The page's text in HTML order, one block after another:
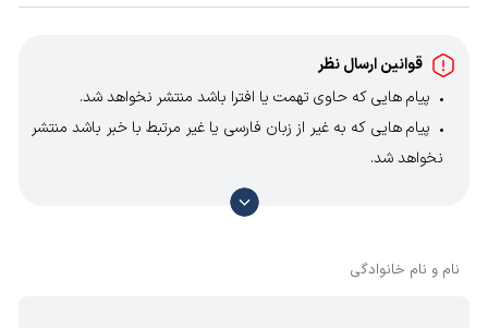
قوانین ارسال نظر
پیام هایی که حاوی تهمت یا افترا باشد منتشر نخواهد شد.
پیام هایی که به غیر از زبان فارسی یا غیر مرتبط با خبر باشد منتشر
نخواهد شد.
با توجه به آن که امکان موافقت یا مخالفت با محتوای نظرات
وجود دارد، معمولا نظراتی که محتوای مشابه دارند، انتشار نمی‌یابند
نام و نام خانوادگی